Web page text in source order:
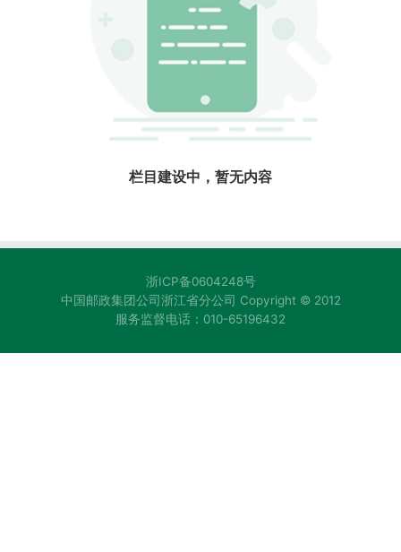
栏目建设中，暂无内容
浙ICP备0604248号
中国邮政集团公司浙江省分公司 Copyright © 2012
服务监督电话：010-65196432